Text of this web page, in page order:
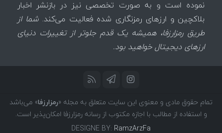
نموده است و به صورت تخصصی نیز در بازنشر اخبار
بلاکچین و ارزهای رمزنگاری شده فعالیت می‌کند.شما از
طریق رمزارزفا، همیشه یک قدم جلوتر از تغییرات دنیای
ارزهای دیجیتال خواهید بود.
تمام حقوق مادی و معنوی این سایت متعلق به مجله «رمزارزفا» می‌باشد
و استفاده از مطالب با اجازه مکتوب از رسانه رمزارزفا امکان‌پذیر است.
DESIGNE BY: RamzArzFa